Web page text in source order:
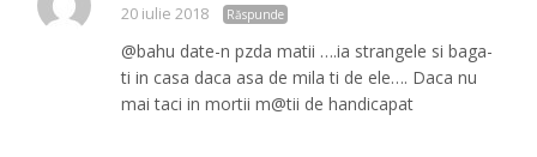
20 iulie 2018 Răspunde
@bahu date-n pzda matii ….ia strangele si baga-
ti in casa daca asa de mila ti de ele…. Daca nu
mai taci in mortii m@tii de handicapat